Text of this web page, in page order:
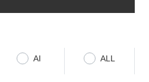
AI ALL